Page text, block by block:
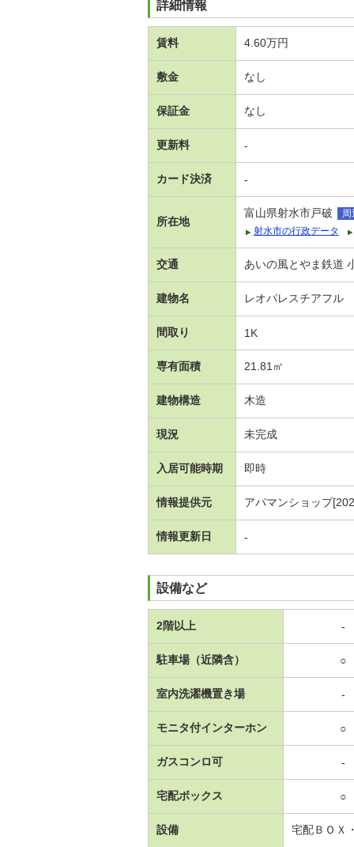
詳細情報
賃料 4.60万円
敷金 なし
保証金 なし
更新料 -
カード決済 -
所在地
富山県射水市戸破
周
射水市の行政データ
交通 あいの風とやま鉄道
建物名 レオパレスチアフ
間取り 1K
専有面積 21.81㎡
建物構造 木造
現況 未完成
入居可能時期 即時
情報提供元 アパマンショップ
情報更新日 -
設備など
2階以上 -
駐車場（近隣含） ○
室内洗濯機置き場 -
モニタ付インターホン ○
ガスコンロ可 -
宅配ボックス ○
設備 宅配ＢＯＸ